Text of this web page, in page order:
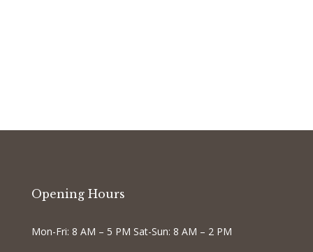
Opening Hours
Mon-Fri: 8 AM – 5 PM Sat-Sun: 8 AM – 2 PM